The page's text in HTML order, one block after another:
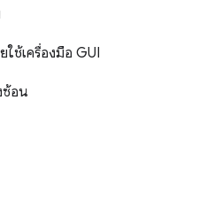
ช้เครื่องมือ GUI
ซ้อน